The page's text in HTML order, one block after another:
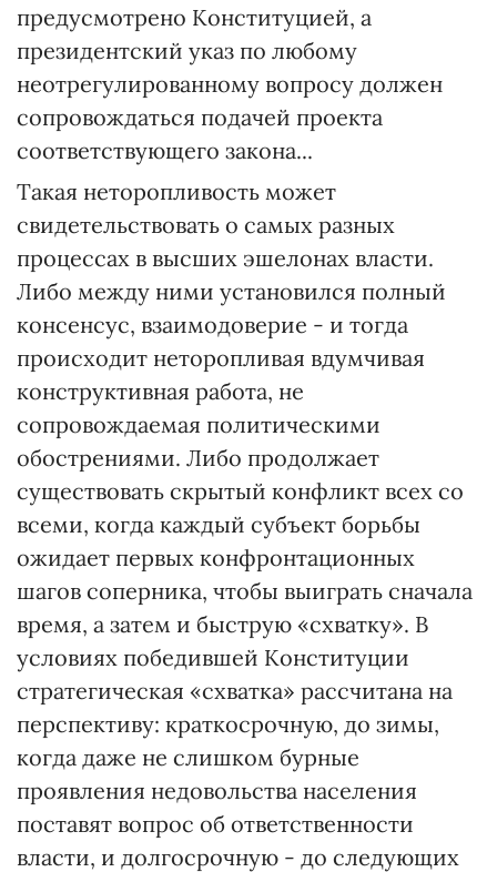
предусмотрено Конституцией, а
президентский указ по любому
неотрегулированному вопросу должен
сопровождаться подачей проекта
соответствующего закона...
Такая неторопливость может
свидетельствовать о самых разных
процессах в высших эшелонах власти.
Либо между ними установился полный
консенсус, взаимодоверие - и тогда
происходит неторопливая вдумчивая
конструктивная работа, не
сопровождаемая политическими
обострениями. Либо продолжает
существовать скрытый конфликт всех со
всеми, когда каждый субъект борьбы
ожидает первых конфронтационных
шагов соперника, чтобы выиграть сначала
время, а затем и быструю «схватку». В
условиях победившей Конституции
стратегическая «схватка» рассчитана на
перспективу: краткосрочную, до зимы,
когда даже не слишком бурные
проявления недовольства населения
поставят вопрос об ответственности
власти, и долгосрочную - до следующих